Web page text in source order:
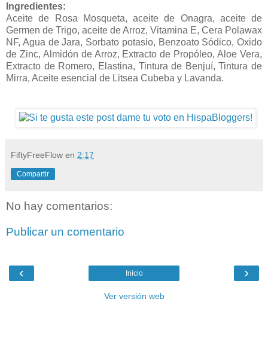
Ingredientes:
Aceite de Rosa Mosqueta, aceite de Onagra, aceite de
Germen de Trigo, aceite de Arroz, Vitamina E, Cera Polawax
NF, Agua de Jara, Sorbato potasio, Benzoato Sódico, Oxido
de Zinc, Almidón de Arroz, Extracto de Propóleo, Aloe Vera,
Extracto de Romero, Elastina, Tintura de Benjuí, Tintura de
Mirra, Aceite esencial de Litsea Cubeba y Lavanda.
FiftyFreeFlow en 2:17
Compartir
No hay comentarios:
Publicar un comentario
‹ ›
Inicio
Ver versión web